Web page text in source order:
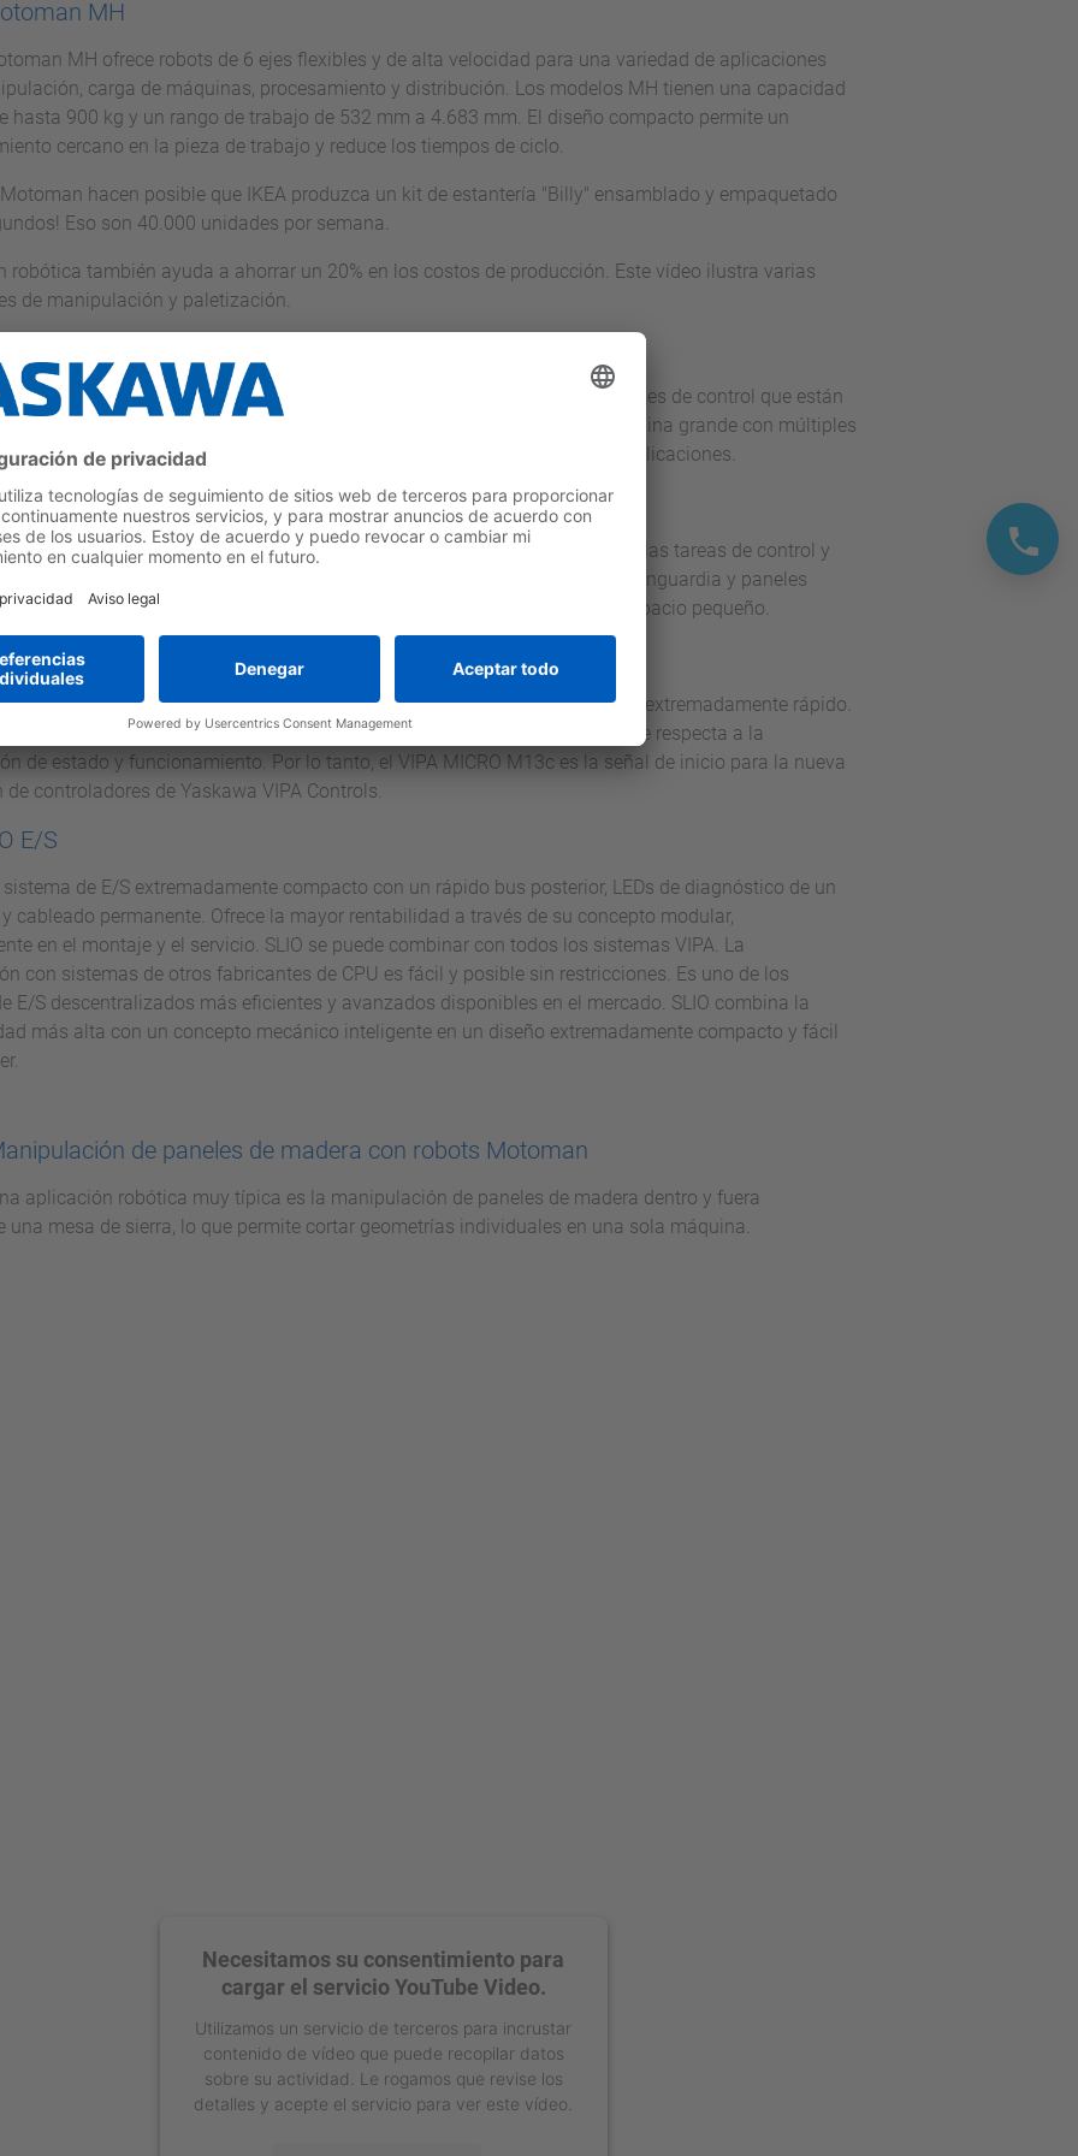
MH
MH ofrece robots de 6 ejes flexibles y de alta velocidad para una variedad de aplicaciones
carga de máquinas, procesamiento y distribución. Los modelos MH tienen una capacidad
hasta 900 kg y un rango de trabajo de 532 mm a 4.683 mm. El diseño compacto permite un
cercano en la pieza de trabajo y reduce los tiempos de ciclo.
hacen posible que IKEA produzca un kit de estantería "Billy" ensamblado y empaquetado
Eso son 40.000 unidades por semana.
robótica también ayuda a ahorrar un 20% en los costos de producción. Este vídeo ilustra varias
de manipulación y paletización.
entre el hombre y la máquina se realiza generalmente a través de unidades de control que están
al control de los sistemas. Desde el sistema más pequeño hasta una máquina grande con múltiples
Controls ofrece todo el espectro de HMI y PLC para una gran variedad de aplicaciones.
táctiles y Panel PC
Panel PC de VIPA Controls, usted está perfectamente equipado para todas las tareas de control y
La combinación de PC industriales con características de rendimiento de vanguardia y paneles
opciones de visualización óptimas concentra un alto rendimiento en un espacio pequeño.
M13C
MICRO, VIPA Controls presenta un sistema de micro control muy compacto y extremadamente rápido.
un factor wow definido y abre caminos completamente nuevos en lo que respecta a la
de estado y funcionamiento. Por lo tanto, el VIPA MICRO M13c es la señal de inicio para la nueva
de controladores de Yaskawa VIPA Controls.
E/S
sistema de E/S extremadamente compacto con un rápido bus posterior, LEDs de diagnóstico de un
cableado permanente. Ofrece la mayor rentabilidad a través de su concepto modular,
en el montaje y el servicio. SLIO se puede combinar con todos los sistemas VIPA. La
con sistemas de otros fabricantes de CPU es fácil y posible sin restricciones. Es uno de los
E/S descentralizados más eficientes y avanzados disponibles en el mercado. SLIO combina la
más alta con un concepto mecánico inteligente en un diseño extremadamente compacto y fácil
de paneles de madera con robots Motoman
aplicación robótica muy típica es la manipulación de paneles de madera dentro y fuera
una mesa de sierra, lo que permite cortar geometrías individuales en una sola máquina.
Necesitamos su consentimiento para
cargar el servicio YouTube Video.
Utilizamos un servicio de terceros para incrustar
contenido de vídeo que puede recopilar datos
sobre su actividad. Le rogamos que revise los
detalles y acepte el servicio para ver este vídeo.